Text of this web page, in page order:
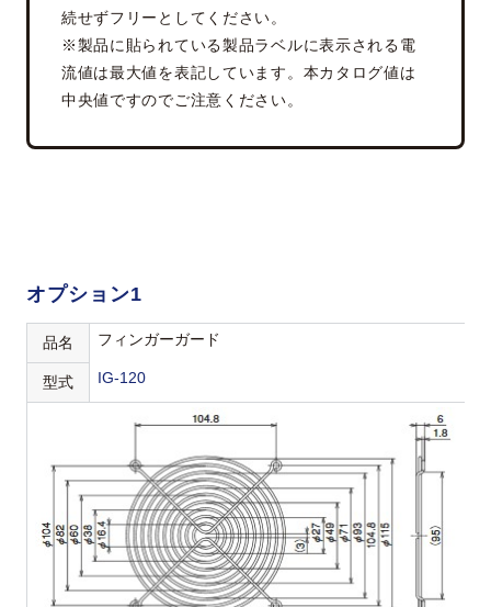
続せずフリーとしてください。
※製品に貼られている製品ラベルに表示される電
流値は最大値を表記しています。本カタログ値は
中央値ですのでご注意ください。
オプション1
品名 フィンガーガード
型式 IG-120